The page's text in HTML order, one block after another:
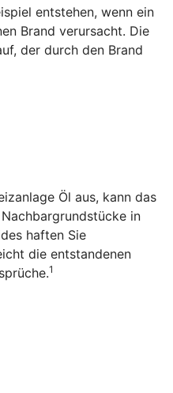
entstehen, wenn ein
Brand verursacht. Die
der durch den Brand
Öl aus, kann das
in
haften Sie
die entstandenen
1